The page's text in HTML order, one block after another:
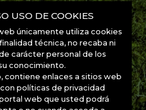
85 52 49
ESPECIES
USO DE COOKIES
únicamente utiliza cookies
técnica, no recaba ni
carácter personal de los
conocimiento.
contiene enlaces a sitios web
políticas de privacidad
web que usted podrá